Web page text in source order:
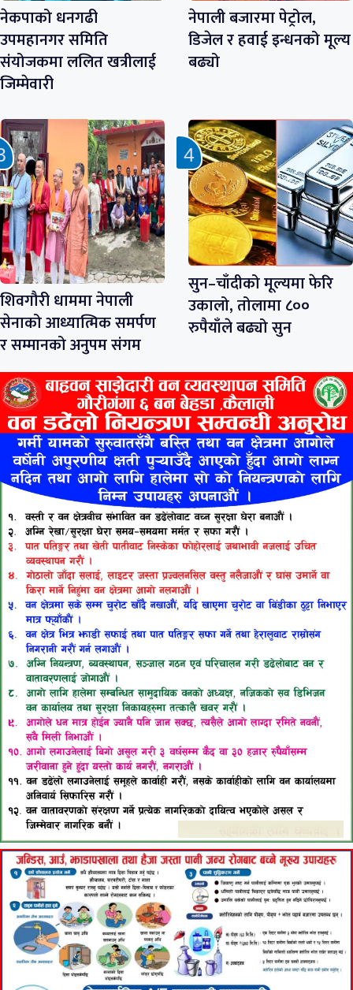
नेकपाको धनगढी
उपमहानगर समिति
संयोजकमा ललित खत्रीलाई
जिम्मेवारी
नेपाली बजारमा पेट्रोल,
डिजेल र हवाई इन्धनको मूल्य
बढ्यो
शिवगौरी धाममा नेपाली
सेनाको आध्यात्मिक समर्पण
र सम्मानको अनुपम संगम
सुन–चाँदीको मूल्यमा फेरि
उकालो, तोलामा ८००
रुपैयाँले बढ्यो सुन